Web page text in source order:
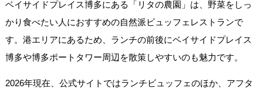
ベイサイドプレイス博多にある「リタの農園」は、野菜をしっ
かり食べたい人におすすめの自然派ビュッフェレストランで
す。港エリアにあるため、ランチの前後にベイサイドプレイス
博多や博多ポートタワー周辺を散策しやすいのも魅力です。
2026年現在、公式サイトではランチビュッフェのほか、アフタ